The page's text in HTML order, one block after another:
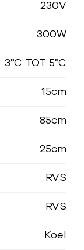
230V
300W
3°C TOT 5°C
15cm
85cm
25cm
RVS
RVS
Koel